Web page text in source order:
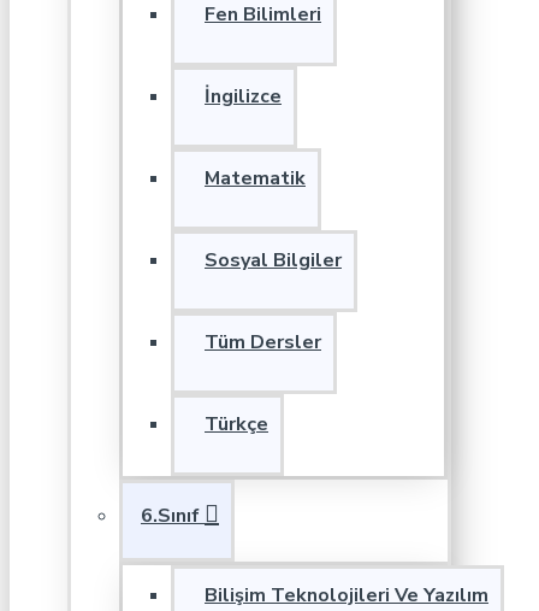
Fen Bilimleri
İngilizce
Matematik
Sosyal Bilgiler
Tüm Dersler
Türkçe
6.Sınıf
Bilişim Teknolojileri Ve Yazılım